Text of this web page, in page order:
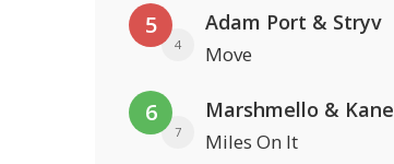
5
4
Adam Port & Stryv
Move
6
7
Marshmello &
Miles On It